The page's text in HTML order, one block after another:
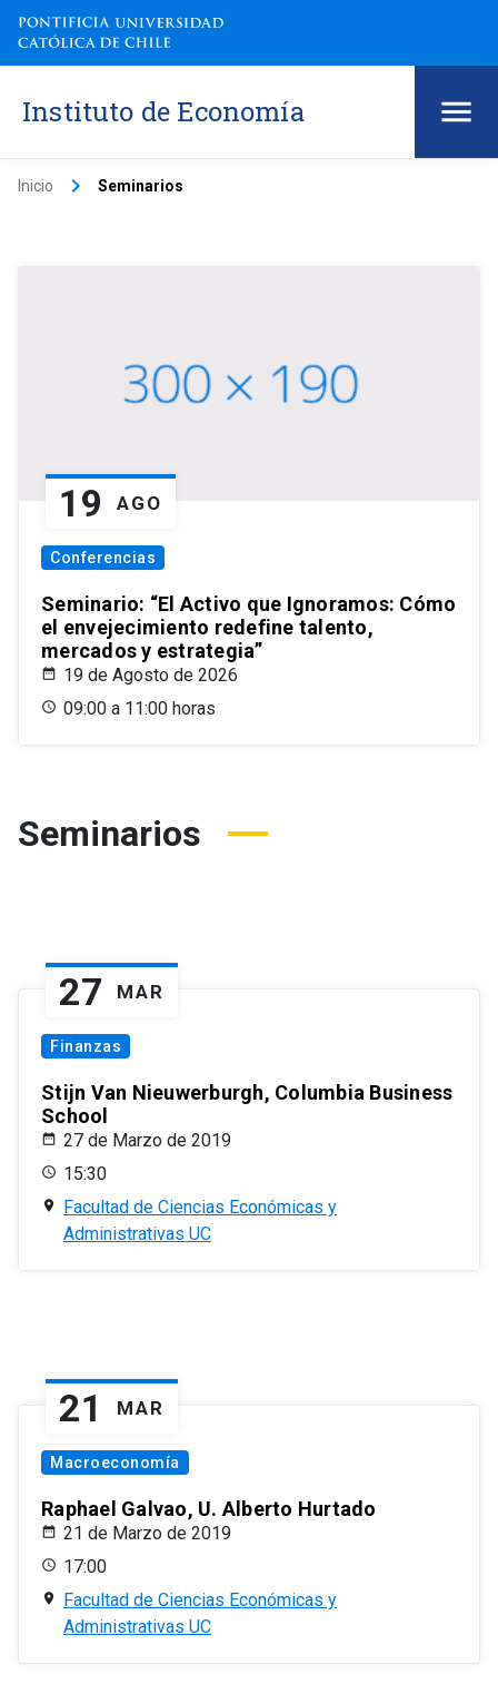
Instituto de Economía
Inicio keyboard_arrow_right Seminarios
19 AGO
Conferencias
Seminario: “El Activo que Ignoramos: Cómo
el envejecimiento redefine talento,
mercados y estrategia”
19 de Agosto de 2026
09:00 a 11:00 horas
Seminarios
27 MAR
Finanzas
Stijn Van Nieuwerburgh, Columbia Business
School
27 de Marzo de 2019
15:30
Facultad de Ciencias Económicas y
Administrativas UC
21 MAR
Macroeconomía
Raphael Galvao, U. Alberto Hurtado
21 de Marzo de 2019
17:00
Facultad de Ciencias Económicas y
Administrativas UC